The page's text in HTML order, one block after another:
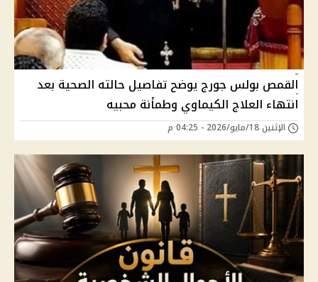
القمص بولس جورج يوضح تفاصيل حالته الصحية بعد
انتهاء العلاج الكيماوي وطمأنة محبيه
الإثنين 18/مايو/2026 - 04:25 م